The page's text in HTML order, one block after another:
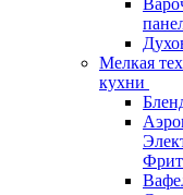
Мелкая
кухни